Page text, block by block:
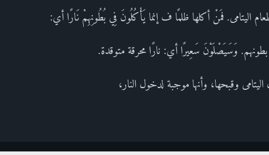
فمَنْ أكلها ظلمًا ف إنما يَأْكُلُونَ فِي بُطُونِهِمْ نَارًا أي:
وَسَيَصْلَوْنَ سَعِيرًا أي: نارًا محرقة متوقدة.
وقبحها، وأنها موجبة لدخول النار،